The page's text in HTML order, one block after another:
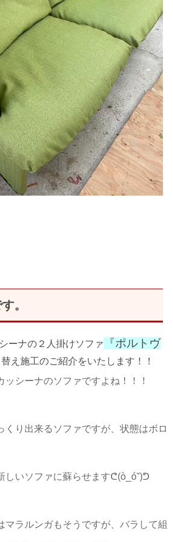
。
ーナの２人掛けソファ
『ポルトヴ
え施工のご紹介をいたします！！
ッシーナのソファですよね！！！
くり出来るソファですが、状態はボロ
しいソファに蘇らせますᕦ(ò_óˇ)ᕤ
マラルンガもそうですが、バラして組